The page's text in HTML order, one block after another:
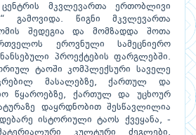
მკვლევართა ერთობლივი
გამოვიდა. წიგნი მკვლევართა
შედეგია და მომზადდა შოთა
ეროვნული სამეცნიერო
პროექტების ფარგლებში.
ტაოში კომპლექსური საველე
მასალებზე, ქართულ და
წყაროებზე, ქართულ და უცხოურ
დაყრდნობით შესწავლილია
ისტორიული ტაოს ქვეყანა, -
კულტური ძეგლები,